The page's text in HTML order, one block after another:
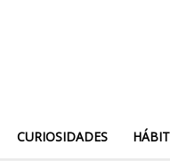
CURIOSIDADES